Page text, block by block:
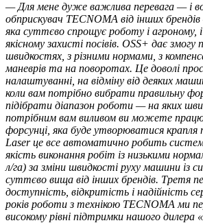
— Для мене дуже важлива перевага — і
обприскувач TECNOMA від інших
яка суттєво спрощує роботу і агроному,
якісному захисті посівів. OSS+ дає змогу
швидкостях, з різними нормами, з
маневрів та на поворотах. Це доволі
налаштуванні, на відміну від деяких
коли вам потрібно вибрати правильну
підібрати діапазон роботи — на яких
потрібним вам виливом ви можете
форсунці, яка буде утворюватися
Laser це все автоматично робить
якість виконання робіт із низькими
л/га) за зміни швидкості руху машини із
суттєво вища від інших брендів. Третя
доступність, відкритість і надійність
років роботи з технікою TECNOMA ми
високому рівні підтримки нашого дилера